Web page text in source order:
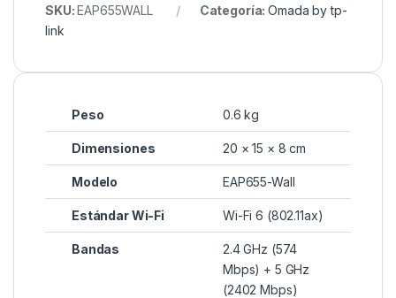
SKU:EAP655WALL Categoría:Omada by tp-
link
Peso 0.6 kg
Dimensiones 20 × 15 × 8 cm
Modelo EAP655-Wall
Estándar Wi-Fi Wi-Fi 6 (802.11ax)
Bandas
2.4 GHz (574
Mbps) + 5 GHz
(2402 Mbps)